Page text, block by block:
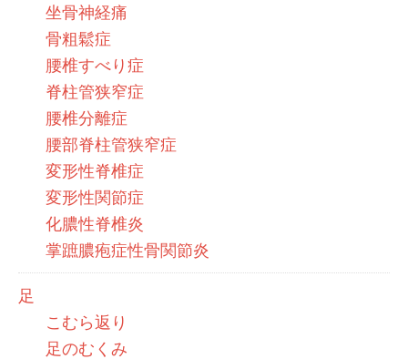
坐骨神経痛
骨粗鬆症
腰椎すべり症
脊柱管狭窄症
腰椎分離症
腰部脊柱管狭窄症
変形性脊椎症
変形性関節症
化膿性脊椎炎
掌蹠膿疱症性骨関節炎
足
こむら返り
足のむくみ